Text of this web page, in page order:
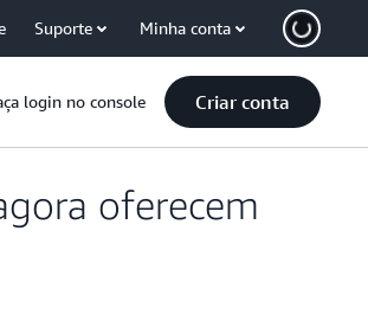
Suporte Minha conta
login no console Criar conta
oferecem